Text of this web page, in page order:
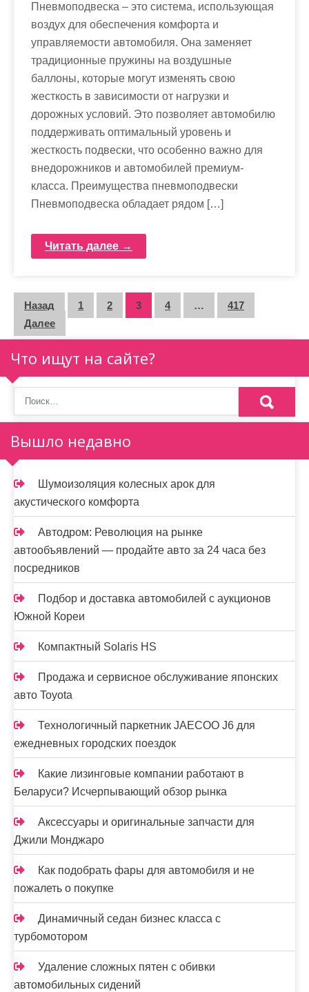
Пневмоподвеска – это система, использующая
воздух для обеспечения комфорта и
управляемости автомобиля. Она заменяет
традиционные пружины на воздушные
баллоны, которые могут изменять свою
жесткость в зависимости от нагрузки и
дорожных условий. Это позволяет автомобилю
поддерживать оптимальный уровень и
жесткость подвески, что особенно важно для
внедорожников и автомобилей премиум-
класса. Преимущества пневмоподвески
Пневмоподвеска обладает рядом […]
Читать далее →
П
а
г
и
н
а
ц
и
я
з
а
п
и
с
е
й
Назад 1 2 3 4 …
417
Далее
Что ищут на сайте?
Вышло недавно
Шумоизоляция колесных арок для
акустического комфорта
Автодром: Революция на рынке
автообъявлений — продайте авто за 24 часа без
посредников
Подбор и доставка автомобилей с аукционов
Южной Кореи
Компактный Solaris HS
Продажа и сервисное обслуживание японских
авто Toyota
Технологичный паркетник JAECOO J6 для
ежедневных городских поездок
Какие лизинговые компании работают в
Беларуси? Исчерпывающий обзор рынка
Аксессуары и оригинальные запчасти для
Джили Монджаро
Как подобрать фары для автомобиля и не
пожалеть о покупке
Динамичный седан бизнес класса с
турбомотором
Удаление сложных пятен с обивки
автомобильных сидений